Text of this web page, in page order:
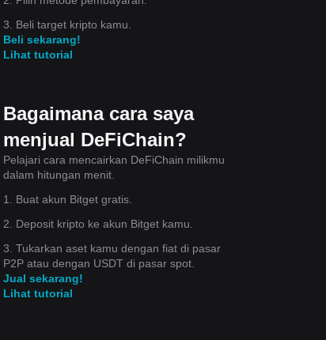
3. Beli target kripto kamu.
Beli sekarang!
Lihat tutorial
Bagaimana cara saya
menjual DeFiChain?
Pelajari cara mencairkan DeFiChain milikmu
dalam hitungan menit.
1. Buat akun Bitget gratis.
2. Deposit kripto ke akun Bitget kamu.
3. Tukarkan aset kamu dengan fiat di pasar
P2P atau dengan USDT di pasar spot.
Jual sekarang!
Lihat tutorial